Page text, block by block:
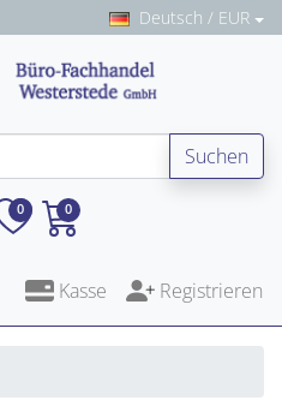
Deutsch / EUR
Suchen
0 0
Kasse Registrieren